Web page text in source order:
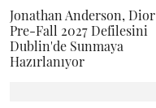
Jonathan Anderson, Dior
Pre-Fall 2027 Defilesini
Dublin'de Sunmaya
Hazırlanıyor